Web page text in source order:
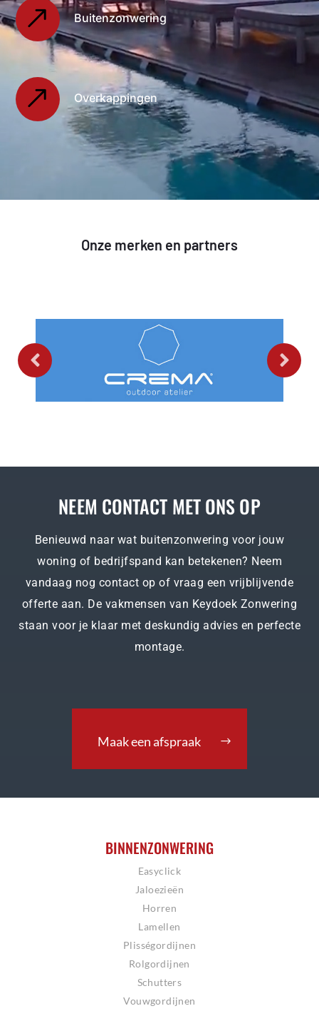
Buitenzonwering
Overkappingen
Onze merken en partners
NEEM CONTACT MET ONS OP
Benieuwd naar wat buitenzonwering voor jouw
woning of bedrijfspand kan betekenen? Neem
vandaag nog contact op of vraag een vrijblijvende
offerte aan. De vakmensen van Keydoek Zonwering
staan voor je klaar met deskundig advies en perfecte
montage.
Maak een afspraak
BINNENZONWERING
Easyclick
Jaloezieën
Horren
Lamellen
Plisségordijnen
Rolgordijnen
Schutters
Vouwgordijnen